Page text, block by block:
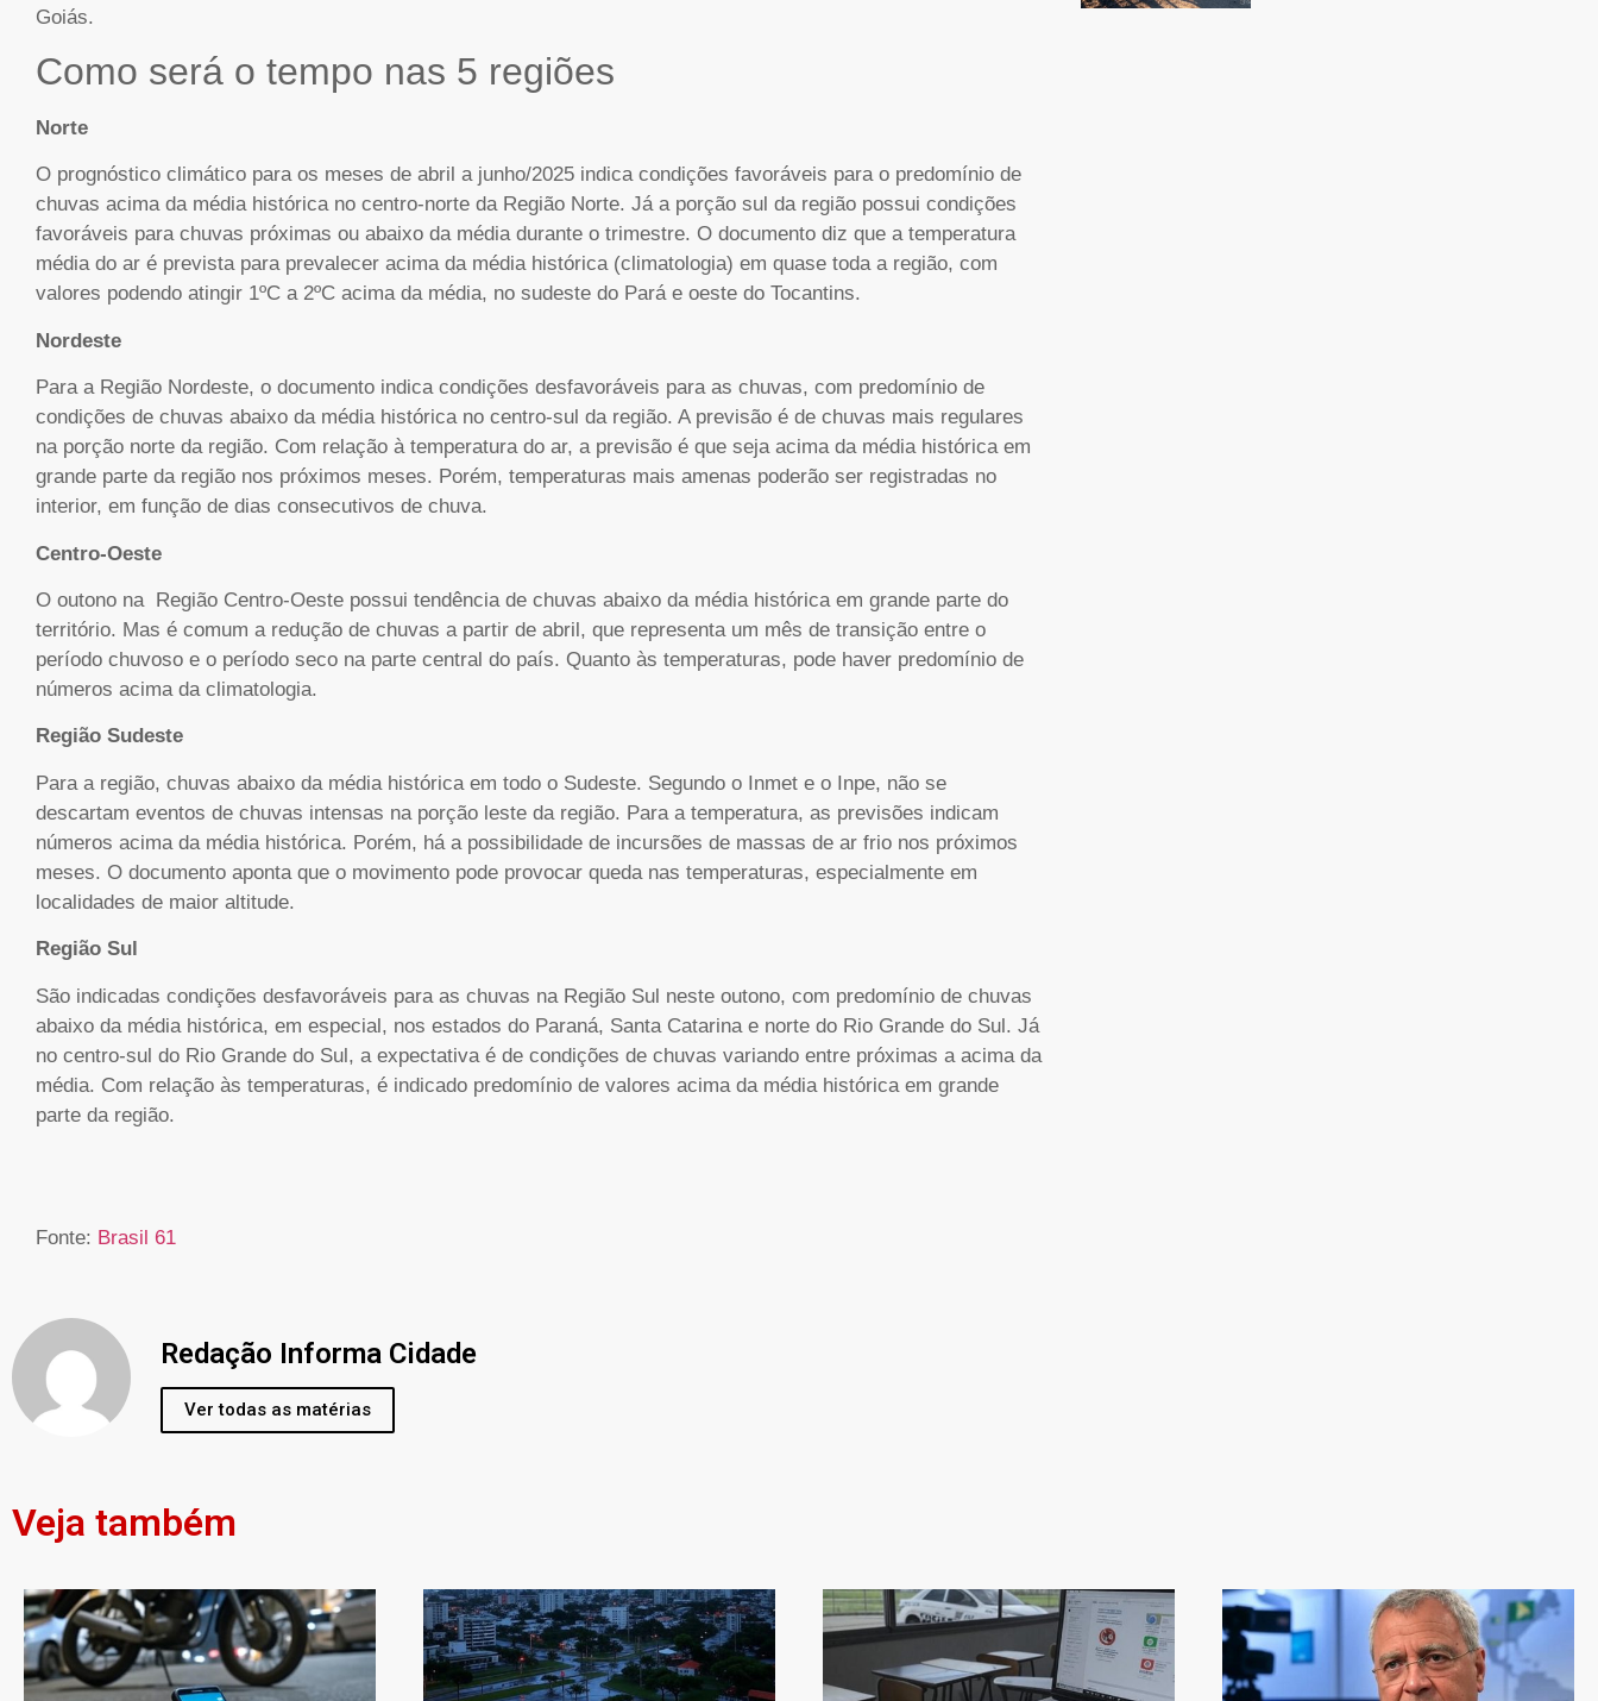
Goiás.
Como será o tempo nas 5 regiões
Norte
O prognóstico climático para os meses de abril a junho/2025 indica condições favoráveis para o predomínio de
chuvas acima da média histórica no centro-norte da Região Norte. Já a porção sul da região possui condições
favoráveis para chuvas próximas ou abaixo da média durante o trimestre. O documento diz que a temperatura
média do ar é prevista para prevalecer acima da média histórica (climatologia) em quase toda a região, com
valores podendo atingir 1ºC a 2ºC acima da média, no sudeste do Pará e oeste do Tocantins.
Nordeste
Para a Região Nordeste, o documento indica condições desfavoráveis para as chuvas, com predomínio de
condições de chuvas abaixo da média histórica no centro-sul da região. A previsão é de chuvas mais regulares
na porção norte da região. Com relação à temperatura do ar, a previsão é que seja acima da média histórica em
grande parte da região nos próximos meses. Porém, temperaturas mais amenas poderão ser registradas no
interior, em função de dias consecutivos de chuva.
Centro-Oeste
O outono na Região Centro-Oeste possui tendência de chuvas abaixo da média histórica em grande parte do
território. Mas é comum a redução de chuvas a partir de abril, que representa um mês de transição entre o
período chuvoso e o período seco na parte central do país. Quanto às temperaturas, pode haver predomínio de
números acima da climatologia.
Região Sudeste
Para a região, chuvas abaixo da média histórica em todo o Sudeste. Segundo o Inmet e o Inpe, não se
descartam eventos de chuvas intensas na porção leste da região. Para a temperatura, as previsões indicam
números acima da média histórica. Porém, há a possibilidade de incursões de massas de ar frio nos próximos
meses. O documento aponta que o movimento pode provocar queda nas temperaturas, especialmente em
localidades de maior altitude.
Região Sul
São indicadas condições desfavoráveis para as chuvas na Região Sul neste outono, com predomínio de chuvas
abaixo da média histórica, em especial, nos estados do Paraná, Santa Catarina e norte do Rio Grande do Sul. Já
no centro-sul do Rio Grande do Sul, a expectativa é de condições de chuvas variando entre próximas a acima da
média. Com relação às temperaturas, é indicado predomínio de valores acima da média histórica em grande
parte da região.
Fonte: Brasil 61
Redação Informa Cidade
Ver todas as matérias
Veja também